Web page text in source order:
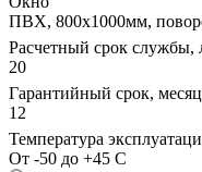
ПВХ, 800х1000мм,
Расчетный срок службы,
20
Гарантийный срок,
12
Температура
От -50 до +45 С